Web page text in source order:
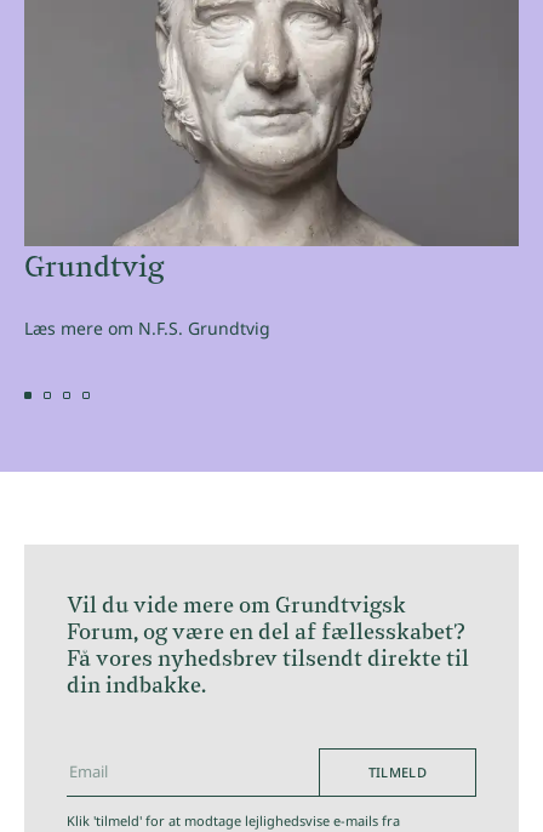
Grundtvig
Læs mere om N.F.S. Grundtvig
Vil du vide mere om Grundtvigsk
Forum, og være en del af fællesskabet?
Få vores nyhedsbrev tilsendt direkte til
din indbakke.
TILMELD
Klik 'tilmeld' for at modtage lejlighedsvise e-mails fra
hej@grundtvigskforum.dk